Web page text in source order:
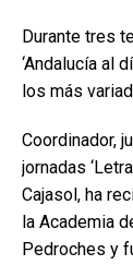
Durante tres
‘Andalucía al
los más
Coordinador,
jornadas
Cajasol, ha
la Academia
Pedroches y